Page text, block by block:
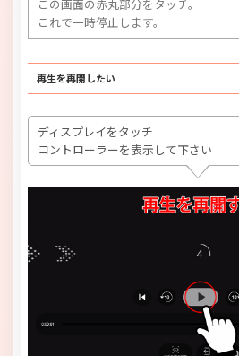
この画面の赤丸部分をタッチ。
これで一時停止します。
再生を再開したい
ディスプレイをタッチ
コントローラーを表示して下さい